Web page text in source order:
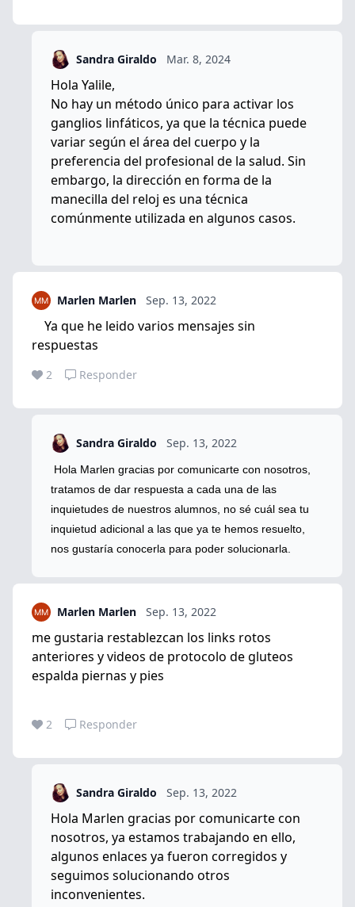
Sandra Giraldo Mar. 8, 2024
Hola Yalile,
No hay un método único para activar los
ganglios linfáticos, ya que la técnica puede
variar según el área del cuerpo y la
preferencia del profesional de la salud. Sin
embargo, la dirección en forma de la
manecilla del reloj es una técnica
comúnmente utilizada en algunos casos.
Marlen Marlen Sep. 13, 2022
Ya que he leido varios mensajes sin
respuestas
2 Responder
Sandra Giraldo Sep. 13, 2022
Hola Marlen gracias por comunicarte con nosotros,
tratamos de dar respuesta a cada una de las
inquietudes de nuestros alumnos, no sé cuál sea tu
inquietud adicional a las que ya te hemos resuelto,
nos gustaría conocerla para poder solucionarla.
Marlen Marlen Sep. 13, 2022
me gustaria restablezcan los links rotos
anteriores y videos de protocolo de gluteos
espalda piernas y pies
2 Responder
Sandra Giraldo Sep. 13, 2022
Hola Marlen gracias por comunicarte con
nosotros, ya estamos trabajando en ello,
algunos enlaces ya fueron corregidos y
seguimos solucionando otros
inconvenientes.